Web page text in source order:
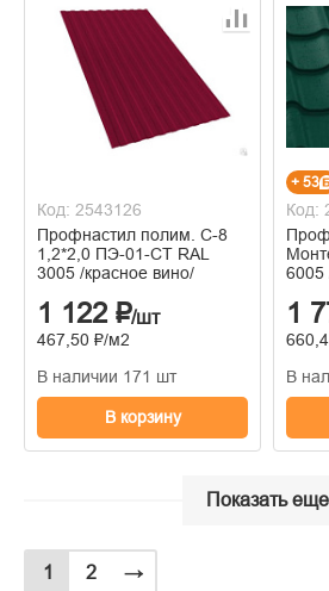
Код: 2543126
Профнастил полим. С-8
1,2*2,0 ПЭ-01-СТ RAL
3005 /красное вино/
1 122 ₽/шт
467,50 ₽/м2
В наличии 171 шт
В корзину
+ 53
Код:
Монтерра
6005
1
В
Показать еще
1 2 →